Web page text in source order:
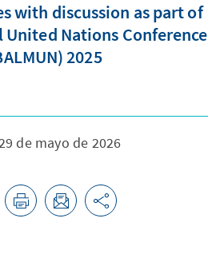
with discussion as part of
Nations Conference
2025
de mayo de 2026